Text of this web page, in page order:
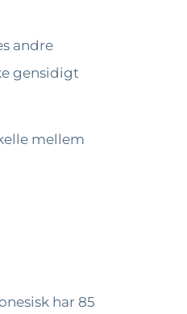
andre
gensidigt
mellem
har 85